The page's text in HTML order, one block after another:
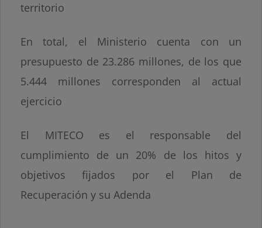
territorio
En total, el Ministerio cuenta con un
presupuesto de 23.286 millones, de los que
5.444 millones corresponden al actual
ejercicio
El MITECO es el responsable del
cumplimiento de un 20% de los hitos y
objetivos fijados por el Plan de
Recuperación y su Adenda